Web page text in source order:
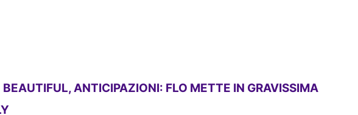
BEAUTIFUL, ANTICIPAZIONI: FLO METTE IN GRAVISSIMA